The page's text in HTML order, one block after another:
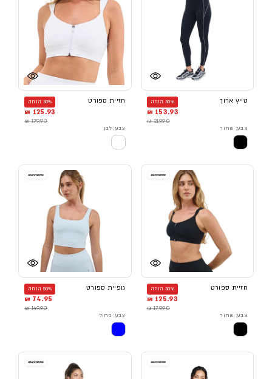
טייץ ארוך 30% הנחה
153.93 ₪
219.90 ₪
צבע: שחור
חזיית ספורט 30% הנחה
125.93 ₪
179.90 ₪
צבע: לבן
חזיית ספורט 30% הנחה
125.93 ₪
179.90 ₪
צבע: שחור
גופיית ספורט 50% הנחה
74.95 ₪
149.90 ₪
צבע: כחול